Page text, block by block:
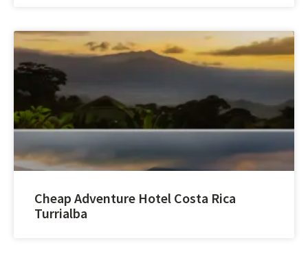
Cheap Adventure Hotel Costa Rica
Turrialba